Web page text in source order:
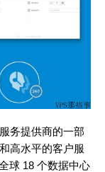
务提供商的一部
高水平的客户服
球 18 个数据中心